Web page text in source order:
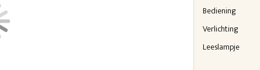
Bediening
Verlichting
Leeslampje